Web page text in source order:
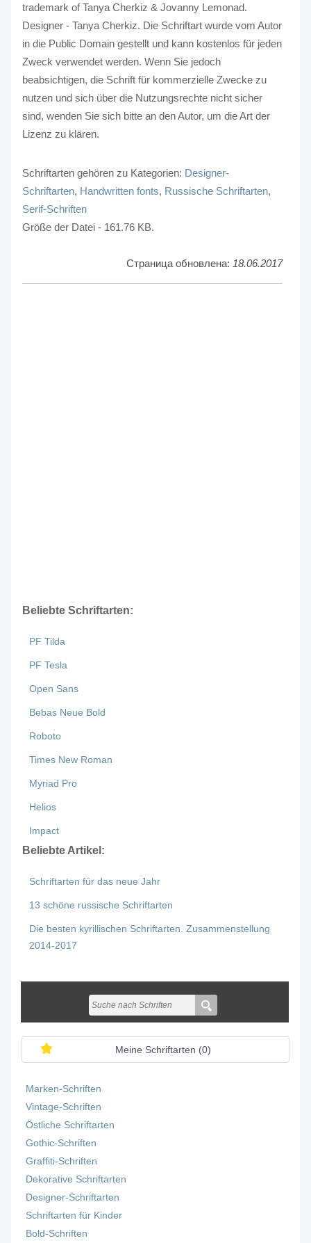
trademark of Tanya Cherkiz & Jovanny Lemonad.
Designer - Tanya Cherkiz. Die Schriftart wurde vom Autor
in die Public Domain gestellt und kann kostenlos für jeden
Zweck verwendet werden. Wenn Sie jedoch
beabsichtigen, die Schrift für kommerzielle Zwecke zu
nutzen und sich über die Nutzungsrechte nicht sicher
sind, wenden Sie sich bitte an den Autor, um die Art der
Lizenz zu klären.
Schriftarten gehören zu Kategorien: Designer-
Schriftarten, Handwritten fonts, Russische Schriftarten,
Serif-Schriften
Größe der Datei - 161.76 KB.
Страница обновлена: 18.06.2017
Beliebte Schriftarten:
PF Tilda
PF Tesla
Open Sans
Bebas Neue Bold
Roboto
Times New Roman
Myriad Pro
Helios
Impact
Beliebte Artikel:
Schriftarten für das neue Jahr
13 schöne russische Schriftarten
Die besten kyrillischen Schriftarten. Zusammenstellung
2014-2017
Meine Schriftarten (0)
Marken-Schriften
Vintage-Schriften
Östliche Schriftarten
Gothic-Schriften
Graffiti-Schriften
Dekorative Schriftarten
Designer-Schriftarten
Schriftarten für Kinder
Bold-Schriften